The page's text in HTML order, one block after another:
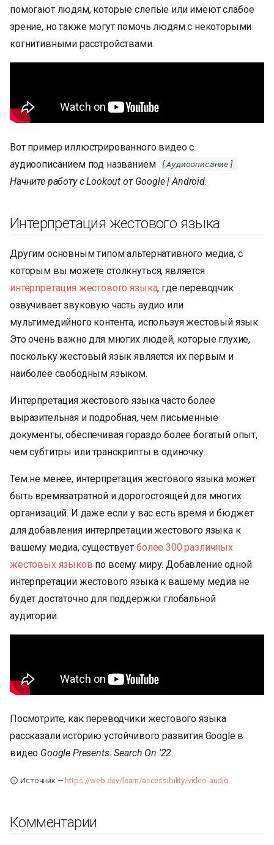
помогают людям, которые слепые или имеют слабое
зрение, но также могут помочь людям с некоторыми
когнитивными расстройствами.
Вот пример иллюстрированного видео с
аудиоописанием под названием
[Аудиоописание]
Начните работу с Lookout от Google | Android.
Интерпретация жестового языка
Другим основным типом альтернативного медиа, с
которым вы можете столкнуться, является
интерпретация жестового языка, где переводчик
озвучивает звуковую часть аудио или
мультимедийного контента, используя жестовый язык.
Это очень важно для многих людей, которые глухие,
поскольку жестовый язык является их первым и
наиболее свободным языком.
Интерпретация жестового языка часто более
выразительная и подробная, чем письменные
документы, обеспечивая гораздо более богатый опыт,
чем субтитры или транскрипты в одиночку.
Тем не менее, интерпретация жестового языка может
быть времязатратной и дорогостоящей для многих
организаций. И даже если у вас есть время и бюджет
для добавления интерпретации жестового языка к
вашему медиа, существует более 300 различных
жестовых языков по всему миру. Добавление одной
интерпретации жестового языка к вашему медиа не
будет достаточно для поддержки глобальной
аудитории.
Посмотрите, как переводчики жестового языка
рассказали историю устойчивого развития Google в
видео Google Presents: Search On '22.
Источник — https://web.dev/learn/accessibility/video-audio
Комментарии